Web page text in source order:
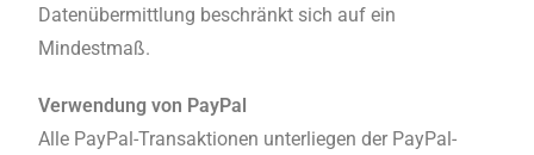
Datenübermittlung beschränkt sich auf ein
Mindestmaß.
Verwendung von PayPal
Alle PayPal-Transaktionen unterliegen der PayPal-